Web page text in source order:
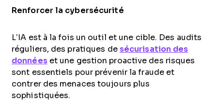
Renforcer la cybersécurité
L’IA est à la fois un outil et une cible. Des audits
réguliers, des pratiques de sécurisation des
donnéeset une gestion proactive des risques
sont essentiels pour prévenir la fraude et
contrer des menaces toujours plus
sophistiquées.